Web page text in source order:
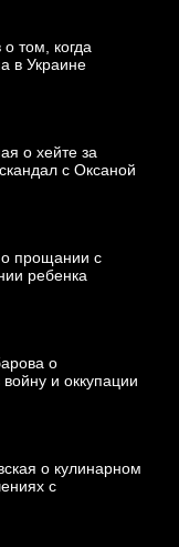
том, когда
в Украине
о хейте за
с Оксаной
прощании с
ребенка
о
и оккупации
о кулинарном
с